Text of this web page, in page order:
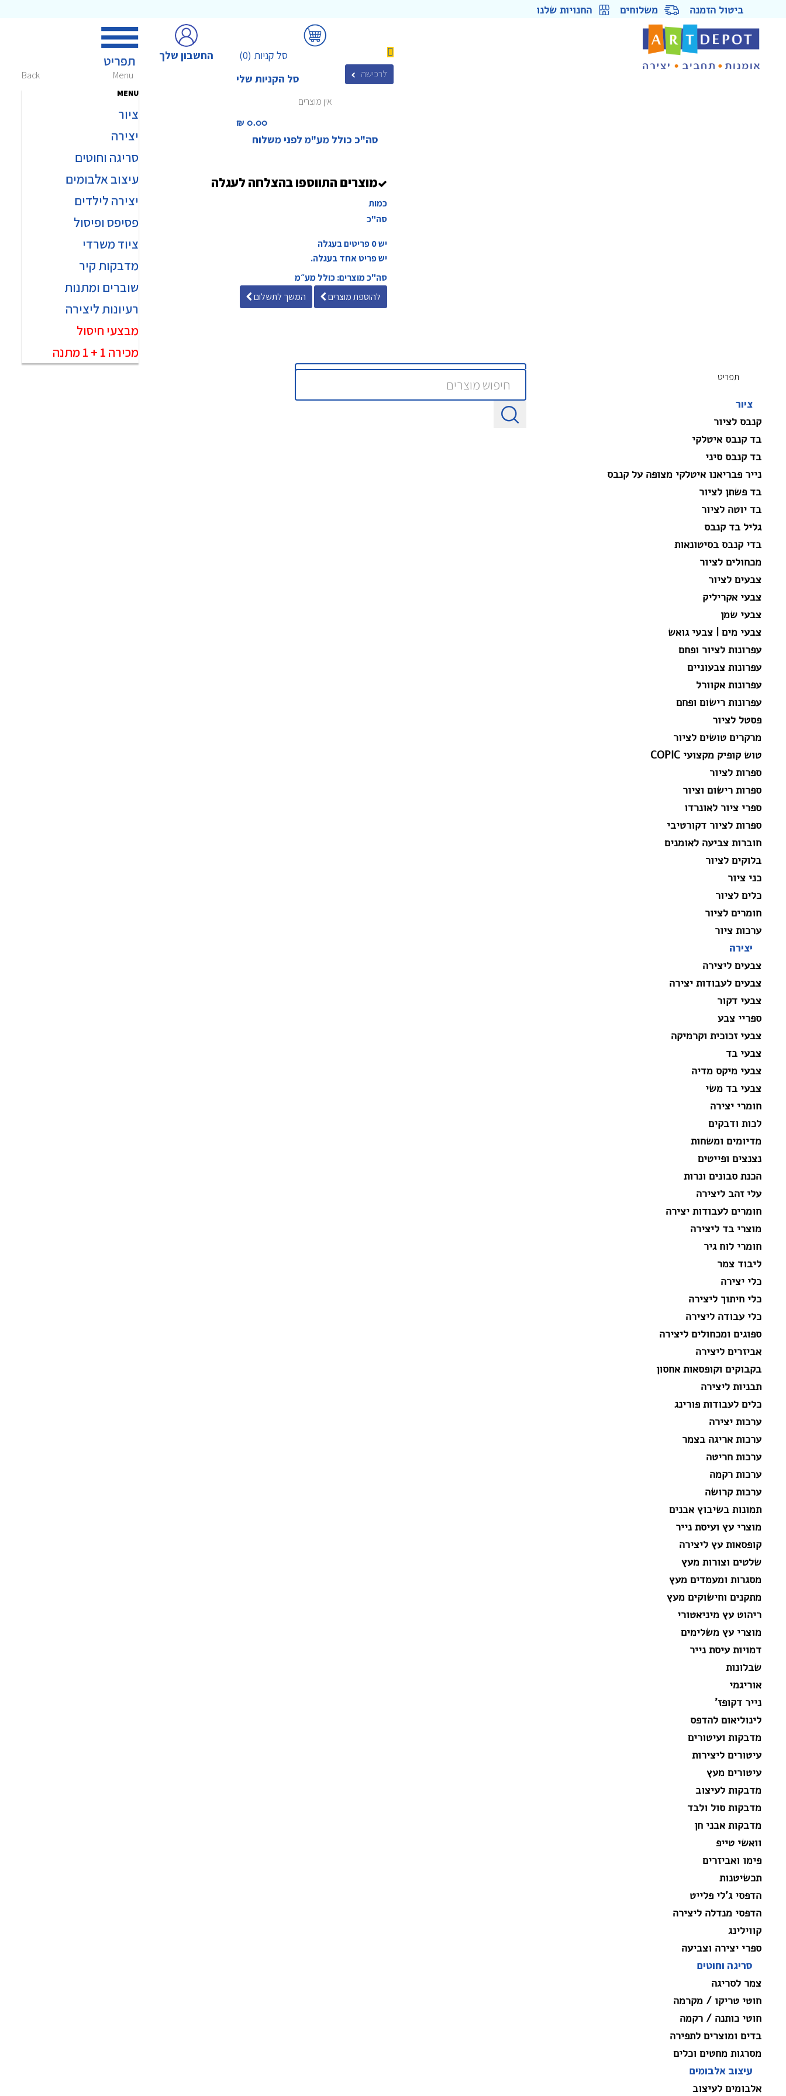
ביטול הזמנה משלוחים החנויות שלנו
Menu
Back
MENU
ציור
יצירה
סריגה וחוטים
עיצוב אלבומים
יצירה לילדים
פסיפס ופיסול
ציוד משרדי
מדבקות קיר
שוברים ומתנות
מבצעי חיסול
רעיונות ליצירה
מכירה 1 + 1 מתנה
החשבון שלך (0) סל קניות
סל הקניות שלי
לרכישה
אין מוצרים
0.00 ₪‎
סה"כ כולל מע"מ לפני משלוח
מוצרים התווספו בהצלחה לעגלה
כמות
סה"כ
יש0פריטים בעגלה
יש פריט אחד בעגלה.
סה"כ מוצרים: כולל מע״מ
להוספת מוצרים
המשך לתשלום
תפריט
ציור
קנבס לציור
בד קנבס איטלקי
בד קנבס סיני
נייר פבריאנו איטלקי מצופה על קנבס
בד פשתן לציור
בד יוטה לציור
גליל בד קנבס
בדי קנבס בסיטונאות
מכחולים לציור
צבעים לציור
צבעי אקריליק
צבעי שמן
צבעי מים | צבעי גואש
עפרונות לציור ופחם
עפרונות צבעוניים
עפרונות אקוורל
עפרונות רישום ופחם
פסטל לציור
מרקרים טושים לציור
טוש קופיק מקצועי COPIC
ספרות לציור
ספרות רישום וציור
ספרי ציור לאונרדו
ספרות לציור דקורטיבי
חוברות צביעה לאומנים
בלוקים לציור
כני ציור
כלים לציור
חומרים לציור
ערכות ציור
יצירה
צבעים ליצירה
צבעים לעבודות יצירה
צבעי דקור
ספריי צבע
צבעי זכוכית וקרמיקה
צבעי בד
צבעי מיקס מדיה
צבעי בד משי
חומרי יצירה
לכות ודבקים
מדיומים ומשחות
נצנצים ופייטים
הכנת סבונים ונרות
עלי זהב ליצירה
חומרים לעבודות יצירה
מוצרי בד ליצירה
חומרי לוח גיר
ליבוד צמר
כלי יצירה
כלי חיתוך ליצירה
כלי עבודה ליצירה
ספוגים ומכחולים ליצירה
אביזרים ליצירה
בקבוקים וקופסאות אחסון
תבניות ליצירה
כלים לעבודות פורינג
ערכות יצירה
ערכות אריגה בצמר
ערכות חריטה
ערכות רקמה
ערכות קרושה
תמונות בשיבוץ אבנים
מוצרי עץ ועיסת נייר
קופסאות עץ ליצירה
שלטים וצורות מעץ
מסגרות ומעמדים מעץ
מתקנים וחישוקים מעץ
ריהוט עץ מיניאטורי
מוצרי עץ משלימים
דמויות עיסת נייר
שבלונות
אוריגמי
נייר דקופז'
לינוליאום להדפס
מדבקות ועיטורים
עיטורים ליצירות
עיטורים מעץ
מדבקות לעיצוב
מדבקות סול ולבד
מדבקות אבני חן
וואשי טייפ
פימו ואביזרים
תכשיטנות
הדפסי ג'לי פלייט
הדפסי מנדלה ליצירה
קווילינג
ספרי יצירה וצביעה
סריגה וחוטים
צמר לסריגה
חוטי טריקו / מקרמה
חוטי כותנה / רקמה
בדים ומוצרים לתפירה
מסרגות מחטים וכלים
עיצוב אלבומים
אלבומים לעיצוב